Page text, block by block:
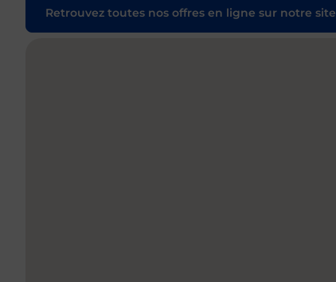
Retrouvez toutes nos offres en ligne sur notre site